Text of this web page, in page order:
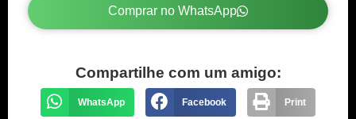
Comprar no WhatsApp
Compartilhe com um amigo:
WhatsApp Facebook Print